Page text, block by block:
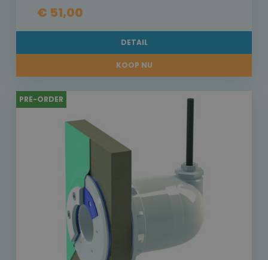
€ 51,00
DETAIL
KOOP NU
PRE-ORDER